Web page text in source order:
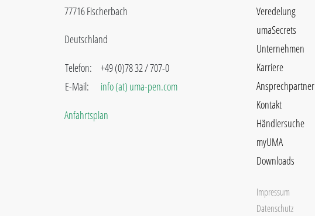
77716 Fischerbach
Deutschland
Telefon:
E-Mail:
+49 (0)78 32 / 707-0
info (at) uma-pen.com
Anfahrtsplan
Veredelung
umaSecrets
Unternehmen
Karriere
Ansprechpartner
Kontakt
Händlersuche
myUMA
Downloads
Impressum
Datenschutz